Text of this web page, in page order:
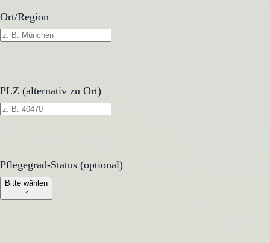
Ort/Region
PLZ (alternativ zu Ort)
Pflegegrad-Status (optional)
Pflegegrad-Status (optional)
Bitte wählen